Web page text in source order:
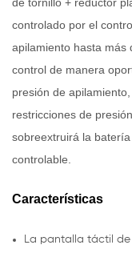
controlado por el
apilamiento hasta más
control de manera
presión de
restricciones de
sobreextruirá la
controlable.
Características
La pantalla táctil